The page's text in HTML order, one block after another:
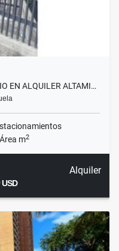
EN ALQUILER ALTAMI…
Área m2
Alquiler
USD